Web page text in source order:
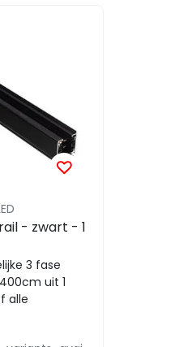
- zwart - 1
3 fase
uit 1
alle
zakelijke of